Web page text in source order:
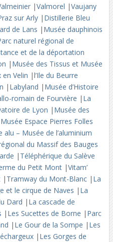
|Valmorel |Vaujany
sur Arly | Distillerie Bleu
de Lans | Musée dauphinois
naturel régional de
et de la déportation
| Musée des Tissus et Musée
en Velin |l’Ile du Beurre
| Labyland | Musée d’Histoire
romain de Fourvière | La
de Lyon | Musée des
Musée Espace Pierres Folles
alu – Musée de l’aluminium
du Massif des Bauges
| Téléphérique du Salève
du Petit Mont |Vitam’
| Tramway du Mont-Blanc | La
et le cirque de Naves | La
Dard | La cascade de
| Les Sucettes de Borne | Parc
| Le Gour de la Sompe | Les
| Les Gorges de